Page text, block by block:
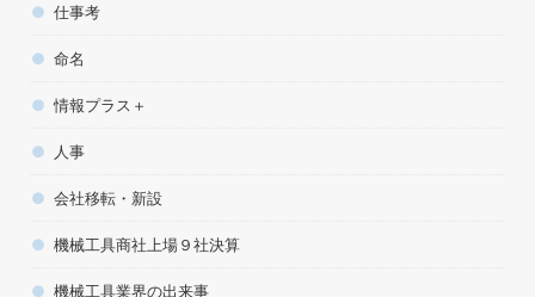
仕事考
命名
情報プラス＋
人事
会社移転・新設
機械工具商社上場９社決算
機械工具業界の出来事